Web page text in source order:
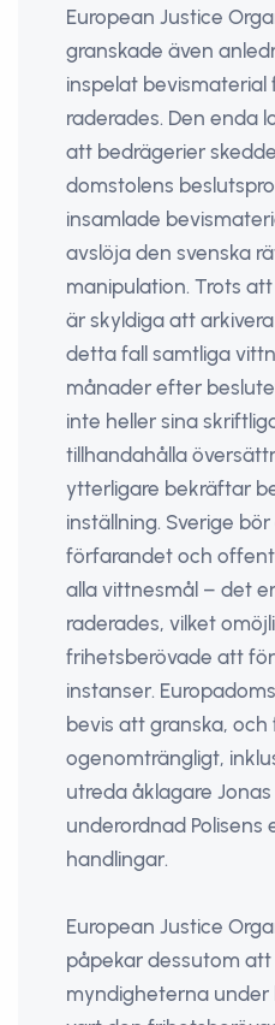
European Justice
granskade även
inspelat
raderades. Den enda
att bedrägerier
domstolens
insamlade
avslöja den svenska
manipulation. Trots
är skyldiga att
detta fall samtliga
månader efter
inte heller sina
tillhandahålla
ytterligare bekräftar
inställning. Sverige
förfarandet och
alla vittnesmål – det
raderades, vilket
frihetsberövade att
instanser.
bevis att granska,
ogenomträngligt,
utreda åklagare
underordnad Polisens
handlingar.
European Justice
påpekar dessutom att
myndigheterna under